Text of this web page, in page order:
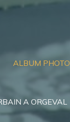
ALBUM PHOTO
A ORGEVAL